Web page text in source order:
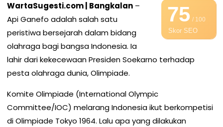
75/ 100
Skor SEO
WartaSugesti.com | Bangkalan –
Api Ganefo adalah salah satu
peristiwa bersejarah dalam bidang
olahraga bagi bangsa Indonesia. Ia
lahir dari kekecewaan Presiden Soekarno terhadap
pesta olahraga dunia, Olimpiade.
Komite Olimpiade (International Olympic
Committee/IOC) melarang Indonesia ikut berkompetisi
di Olimpiade Tokyo 1964. Lalu apa yang dilakukan